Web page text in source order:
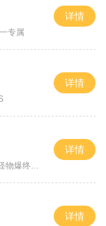
专属
详情
详情
爆终极
详情
详情